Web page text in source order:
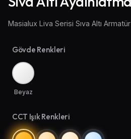
Masialux Liva Serisi Sıva Altı
Gövde Renkleri
Beyaz
CCT Işık Renkleri